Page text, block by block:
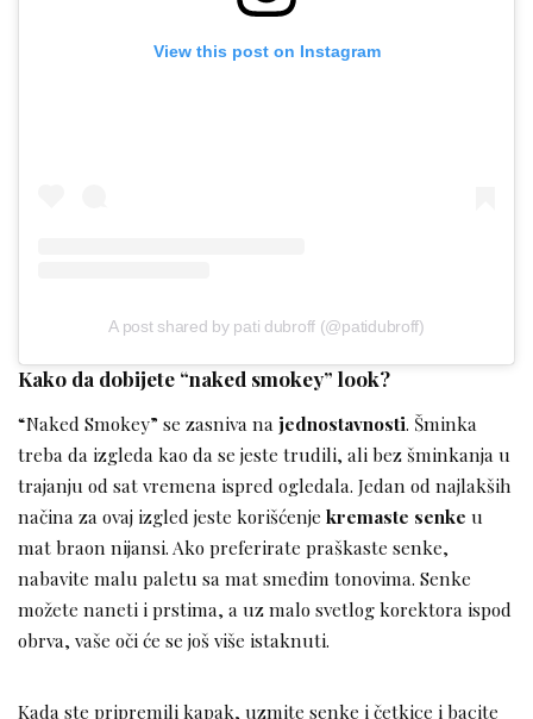
View this post on Instagram
A post shared by pati dubroff (@patidubroff)
Kako da dobijete “naked smokey” look?
“Naked Smokey” se zasniva na jednostavnosti. Šminka
treba da izgleda kao da se jeste trudili, ali bez šminkanja u
trajanju od sat vremena ispred ogledala. Jedan od najlakših
načina za ovaj izgled jeste korišćenje kremaste senke u
mat braon nijansi. Ako preferirate praškaste senke,
nabavite malu paletu sa mat smeđim tonovima. Senke
možete naneti i prstima, a uz malo svetlog korektora ispod
obrva, vaše oči će se još više istaknuti.
Kada ste pripremili kapak, uzmite senke i četkice i bacite